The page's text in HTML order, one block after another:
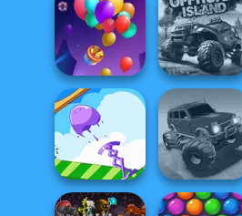
Crystal Connect
Hill Climbing
Mania
Balloon Match 3D Offroad Island